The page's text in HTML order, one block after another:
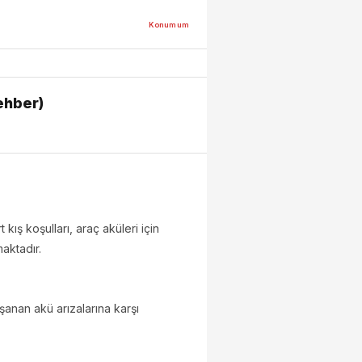
Konumum
koşulları, araç aküleri için
akü arızalarına karşı